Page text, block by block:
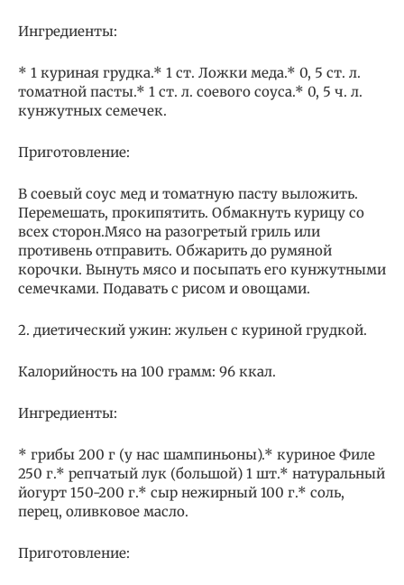
Ингредиенты:
* 1 куриная грудка.* 1 ст. Ложки меда.* 0, 5 ст. л.
томатной пасты.* 1 ст. л. соевого соуса.* 0, 5 ч. л.
кунжутных семечек.
Приготовление:
В соевый соус мед и томатную пасту выложить.
Перемешать, прокипятить. Обмакнуть курицу со
всех сторон.Мясо на разогретый гриль или
противень отправить. Обжарить до румяной
корочки. Вынуть мясо и посыпать его кунжутными
семечками. Подавать с рисом и овощами.
2. диетический ужин: жульен с куриной грудкой.
Калорийность на 100 грамм: 96 ккал.
Ингредиенты:
* грибы 200 г (у нас шампиньоны).* куриное Филе
250 г.* репчатый лук (большой) 1 шт.* натуральный
йогурт 150-200 г.* сыр нежирный 100 г.* соль,
перец, оливковое масло.
Приготовление: